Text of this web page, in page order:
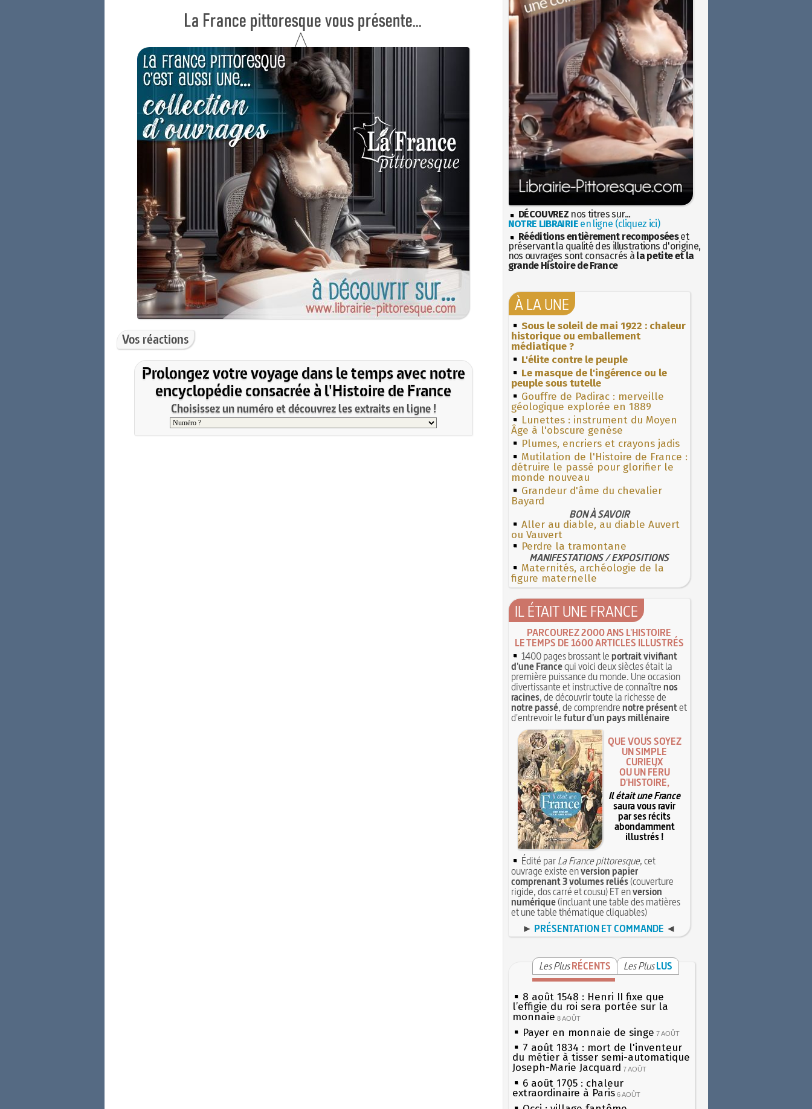
Vos réactions
Prolongez votre voyage dans le temps avec notre
encyclopédie consacrée à l'Histoire de France
Choisissez un numéro et découvrez les extraits en ligne !
DÉCOUVREZ nos titres sur...
NOTRE LIBRAIRIEen ligne (cliquez ici)
Rééditions entièrement recomposéeset
préservant la qualité des illustrations d'origine,
nos ouvrages sont consacrés à la petite et la
grande Histoire de France
À LA UNE
Sous le soleil de mai 1922 : chaleur
historique ou emballement
médiatique ?
L'élite contre le peuple
Le masque de l'ingérence ou le
peuple sous tutelle
Gouffre de Padirac : merveille
géologique explorée en 1889
Lunettes : instrument du Moyen
Âge à l'obscure genèse
Plumes, encriers et crayons jadis
Mutilation de l'Histoire de France :
détruire le passé pour glorifier le
monde nouveau
Grandeur d'âme du chevalier
Bayard
BON À SAVOIR
Aller au diable, au diable Auvert
ou Vauvert
Perdre la tramontane
MANIFESTATIONS / EXPOSITIONS
Maternités, archéologie de la
figure maternelle
IL ÉTAIT UNE FRANCE
PARCOUREZ 2000 ANS L'HISTOIRE
LE TEMPS DE 1600 ARTICLES ILLUSTRÉS
1400 pages brossant leportrait vivifiant
d'une Francequi voici deux siècles était la
première puissance du monde. Une occasion
divertissante et instructive de connaîtrenos
racines, de découvrir toute la richesse de
notre passé, de comprendrenotre présentet
d'entrevoir lefutur d'un pays millénaire
QUE VOUS SOYEZ
UN SIMPLE
CURIEUX
OU UN FÉRU
D'HISTOIRE,
Il était une France
saura vous ravir
par ses récits
abondamment
illustrés !
Édité parLa France pittoresque, cet
ouvrage existe enversion papier
comprenant 3 volumes reliés(couverture
rigide, dos carré et cousu) ET enversion
numérique(incluant une table des matières
et une table thématique cliquables)
► PRÉSENTATION ET COMMANDE ◄
Les Plus RÉCENTS Les Plus LUS
8 août 1548 : Henri II fixe que
l’effigie du roi sera portée sur la
monnaie 8 AOÛT
Payer en monnaie de singe 7 AOÛT
7 août 1834 : mort de l'inventeur
du métier à tisser semi-automatique
Joseph-Marie Jacquard 7 AOÛT
6 août 1705 : chaleur
extraordinaire à Paris 6 AOÛT